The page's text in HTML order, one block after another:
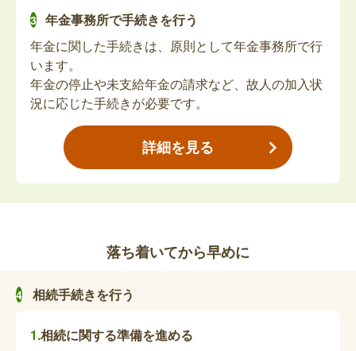
院）の返却
亡くなられた方が自立支援医療受給者証をお持ちだ
った場合、死亡日をもって使用不可となります。自
立支援医療受給者証（更生医療・精神通院）を返却
してください。【郵送可】
障害福祉サービス受給者証の返却
亡くなられた方が障害福祉サービスを受給していた
場合、死亡日をもって障害福祉サービス受給者証の
返却が必要となります。【郵送可】
通所受給者証の返却または、保護者の変更
亡くなられた方が児童通所給付を受給していた場
ります。また、保護者が亡くなられた場合は、保護
また、死亡診断書の原本は提出すると返却されない
ため、他の手続き用に「死亡診断書のコピー」を事
前にとっておくことをおすすめします。
多くの手続きでは、死亡の事実を証明する書類とし
てこのコピー（または戸籍謄本）が必要になりま
す。
年金事務所で手続きを行う
年金に関した手続きは、原則として年金事務所で行
います。
年金の停止や未支給年金の請求など、故人の加入状
況に応じた手続きが必要です。
詳細を見る
落ち着いてから早めに
相続手続きを行う
相続に関する準備を進める